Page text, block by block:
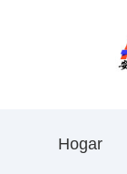
Hogar